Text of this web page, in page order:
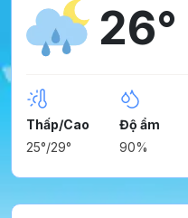
26°
Thấp/Cao
25°/29°
Độ ẩm
90%